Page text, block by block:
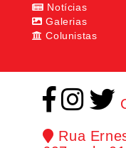
Notícias
Galerias
Colunistas
Rua